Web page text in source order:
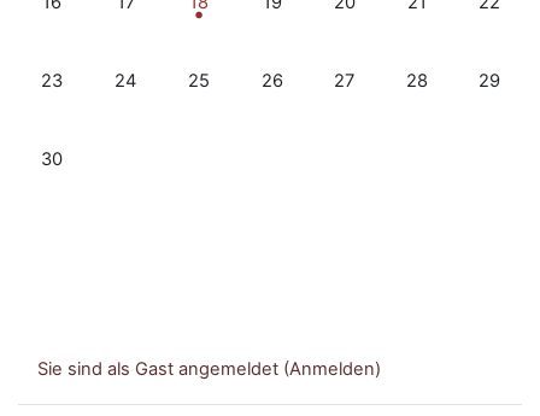
Keine Termine, Montag, 23. September
23 Keine Termine, Dienstag, 24. September
24 Keine Termine, Mittwoch, 25. September
25 Keine Termine, Donnerstag, 26.
26 Keine Termine, Freitag,
27 Keine Termine,
28 Keine
29
Keine Termine, Montag, 30. September
30
Sie sind als Gast angemeldet (Anmelden)